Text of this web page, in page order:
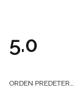
5.0
ORDEN PREDETERMINADO